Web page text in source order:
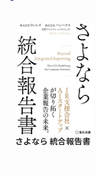
さよなら 統合報告書